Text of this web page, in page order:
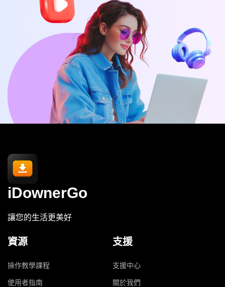
iDownerGo
讓您的生活更美好
資源
操作教學課程
使用者指南
支援
支援中心
關於我們